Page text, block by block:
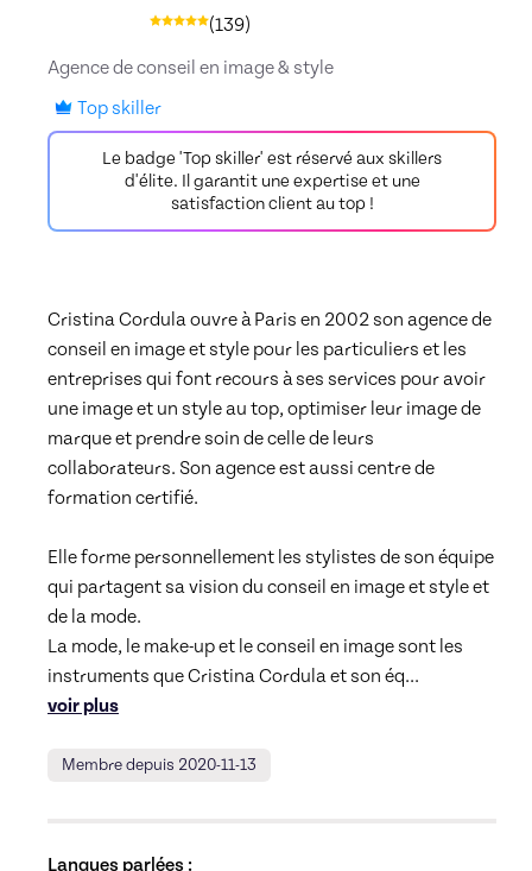
(139)
Agence de conseil en image & style
Top skiller
Le badge 'Top skiller' est réservé aux skillers
d'élite. Il garantit une expertise et une
satisfaction client au top !
Cristina Cordula ouvre à Paris en 2002 son agence de
conseil en image et style pour les particuliers et les
entreprises qui font recours à ses services pour avoir
une image et un style au top, optimiser leur image de
marque et prendre soin de celle de leurs
collaborateurs. Son agence est aussi centre de
formation certifié.
Elle forme personnellement les stylistes de son équipe
qui partagent sa vision du conseil en image et style et
de la mode.
La mode, le make-up et le conseil en image sont les
instruments que Cristina Cordula et son éq...
voir plus
Membre depuis 2020-11-13
Langues parlées :